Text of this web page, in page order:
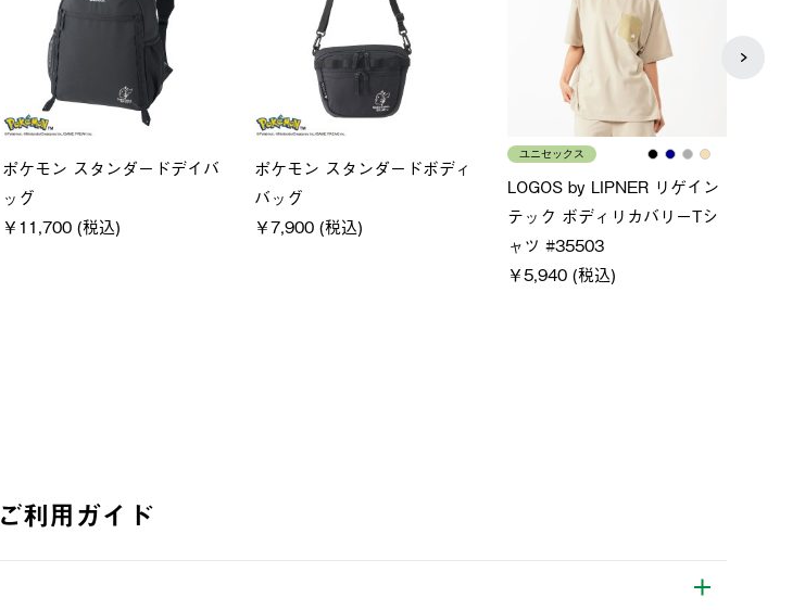
LOGOS by LIPNER リゲイン
テック ボディリカバリーショ
ーツ #35504
ＵＶサムホールジップフーデ
ィ
通常価格
メンズ
クールタッチリラックスパン
ツ
￥5,500 (税込)
ご利用ガイド